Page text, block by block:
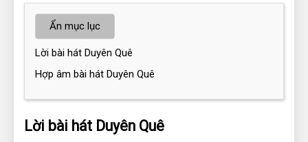
Ẩn mục lục
Lời bài hát Duyên Quê
Hợp âm bài hát Duyên Quê
Lời bài hát Duyên Quê